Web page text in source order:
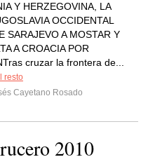
Y HERZEGOVINA, LA
OCCIDENTAL
SARAJEVO A MOSTAR Y
A CROACIA POR
cruzar la frontera de...
resto
Cayetano Rosado
2010